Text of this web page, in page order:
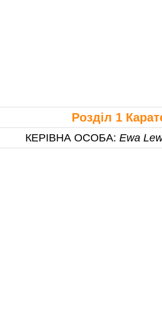
Розділ 1
КЕРІВНА ОСОБА: Ewa